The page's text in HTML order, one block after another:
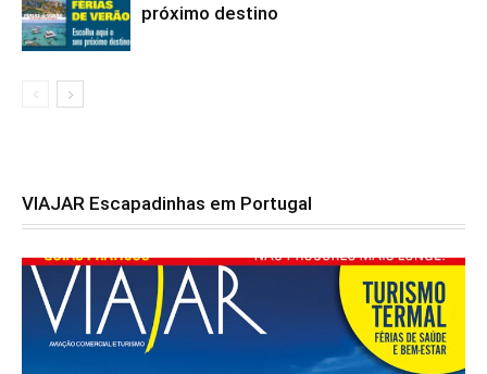
próximo destino
VIAJAR Escapadinhas em Portugal